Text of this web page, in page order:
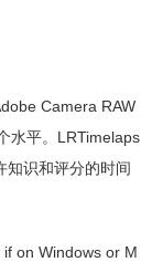
Camera RAW
水平。LRTimelaps
知识和评分的时间
on Windows or M